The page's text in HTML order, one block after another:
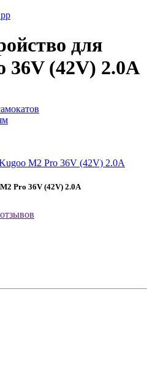
для
36V (42V) 2.0A
Pro 36V (42V) 2.0A